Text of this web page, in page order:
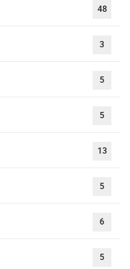
48
3
5
5
13
5
6
5